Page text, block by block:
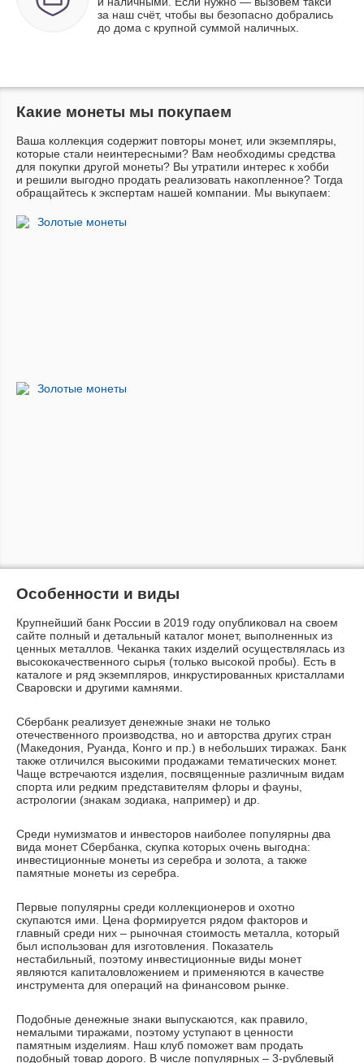
за наш счёт, чтобы вы безопасно добрались
до дома с крупной суммой наличных.
Какие монеты мы покупаем
Ваша коллекция содержит повторы монет, или экземпляры,
которые стали неинтересными? Вам необходимы средства
для покупки другой монеты? Вы утратили интерес к хобби
и решили выгодно продать реализовать накопленное? Тогда
обращайтесь к экспертам нашей компании. Мы выкупаем:
Золотые монеты
Золотые монеты
Особенности и виды
Крупнейший банк России в 2019 году опубликовал на своем
сайте полный и детальный каталог монет, выполненных из
ценных металлов. Чеканка таких изделий осуществлялась из
высококачественного сырья (только высокой пробы). Есть в
каталоге и ряд экземпляров, инкрустированных кристаллами
Сваровски и другими камнями.
Сбербанк реализует денежные знаки не только
отечественного производства, но и авторства других стран
(Македония, Руанда, Конго и пр.) в небольших тиражах. Банк
также отличился высокими продажами тематических монет.
Чаще встречаются изделия, посвященные различным видам
спорта или редким представителям флоры и фауны,
астрологии (знакам зодиака, например) и др.
Среди нумизматов и инвесторов наиболее популярны два
вида монет Сбербанка, скупка которых очень выгодна:
инвестиционные монеты из серебра и золота, а также
памятные монеты из серебра.
Первые популярны среди коллекционеров и охотно
скупаются ими. Цена формируется рядом факторов и
главный среди них – рыночная стоимость металла, который
был использован для изготовления. Показатель
нестабильный, поэтому инвестиционные виды монет
являются капиталовложением и применяются в качестве
инструмента для операций на финансовом рынке.
Подобные денежные знаки выпускаются, как правило,
немалыми тиражами, поэтому уступают в ценности
памятным изделиям. Наш клуб поможет вам продать
подобный товар дорого. В числе популярных – 3-рублевый